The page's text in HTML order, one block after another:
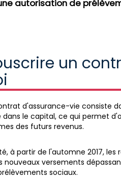
autorisation de
un
d'assurance-vie consiste
le capital, ce qui permet
des futurs revenus.
à partir de l'automne 2017,
nouveaux versements
sociaux.